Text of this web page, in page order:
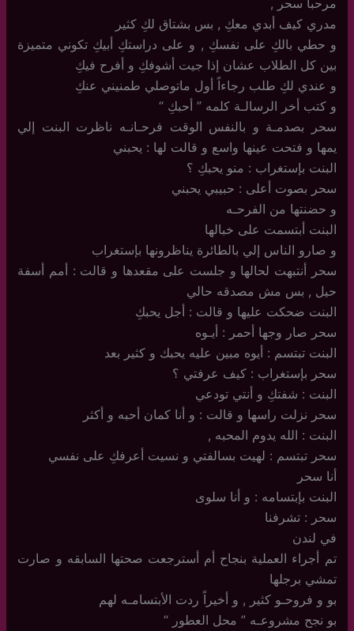
مرحبا سحر ,
مدري كيف أبدي معكِ , بس بشتاق لكِ كثير
و حطي بالكِ على نفسكِ , و على دراستكِ أبيكِ تكوني متميزة
بين كل الطلاب عشان إذا جيت أشوفكِ و أفرح فيكِ
و عندي لكِ طلب رجاءاً أول ماتوصلي طمنيني عنكِ
و كتب أخر الرسالـة كلمه ” أحبكِ “
سحر بصدمـة و بالنفس الوقت فرحـانـه ناظرت البنت إلي
يمها و فتحت عينها واسع و قالت لها : يحبني
البنت بإستغراب : منو يحبكِ ؟
سحر بصوت أعلى : حبيبي يحبني
و حضنتها من الفرحـه
البنت أبتسمت على خبالها
و صارو الناس إلي بالطائرة يناظرونها بإستغراب
سحر أنتبهت لحالها و جلست على مقعدها و قالت : أمم أسفة
حيل , بس مش مصدقه حالي
البنت ضحكت عليها و قالت : أجل يحبكِ
سحر صار وجها أحمر : أيـوه
البنت تبتسم : أيوه مبين عليه يحبك و كثير بعد
سحر بإستغراب : كيف عرفتي ؟
البنت : شفتكِ و أنتي تودعي
سحر نزلت راسها و قالت : و أنا كمان أحبه و أكثر
البنت : الله يدوم المحبه ,
سحر تبتسم : لهيت بسالفتي و نسيت أعرفكِ على نفسي
أنا سحر
البنت بإبتسامه : و أنا سلوى
سحر : تشرفنا
في لندن
تم أجراء العملية بنجاح أم أسترجعت صحتها السابقه و صارت
تمشي برجلها
بو و فروحـو كثير , و أخيراً ردت الأبتسامـه لهم
بو نجح مشروعـه ” محل العطور “